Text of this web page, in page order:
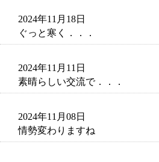
2024年11月18日
ぐっと寒く．．．
2024年11月11日
素晴らしい交流で．．．
2024年11月08日
情勢変わりますね